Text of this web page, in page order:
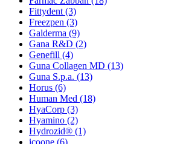
Fittydent (3)
Freezpen (3)
Galderma (9)
Gana R&D (2)
Genefill (4)
Guna Collagen MD (13)
Guna S.p.a. (13)
Horus (6)
Human Med (18)
HyaCorp (3)
Hyamino (2)
Hydrozid® (1)
icoone (6)